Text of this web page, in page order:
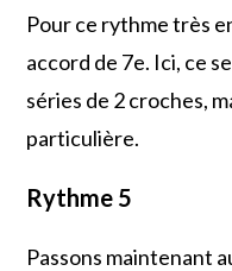
Pour ce rythme très
accord de 7e. Ici, ce
séries de 2 croches,
particulière.
Rythme 5
Passons maintenant